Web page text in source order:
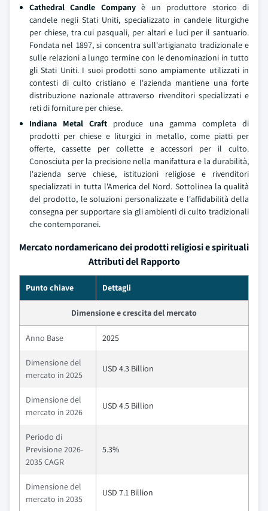
Cathedral Candle Companyè un produttore storico di
candele negli Stati Uniti, specializzato in candele liturgiche
per chiese, tra cui pasquali, per altari e luci per il santuario.
Fondata nel 1897, si concentra sull'artigianato tradizionale e
sulle relazioni a lungo termine con le denominazioni in tutto
gli Stati Uniti. I suoi prodotti sono ampiamente utilizzati in
contesti di culto cristiano e l'azienda mantiene una forte
distribuzione nazionale attraverso rivenditori specializzati e
reti di forniture per chiese.
Indiana Metal Craft produce una gamma completa di
prodotti per chiese e liturgici in metallo, come piatti per
offerte, cassette per collette e accessori per il culto.
Conosciuta per la precisione nella manifattura e la durabilità,
l'azienda serve chiese, istituzioni religiose e rivenditori
specializzati in tutta l'America del Nord. Sottolinea la qualità
del prodotto, le soluzioni personalizzate e l'affidabilità della
consegna per supportare sia gli ambienti di culto tradizionali
che contemporanei.
Mercato nordamericano dei prodotti religiosi e spirituali
Attributi del Rapporto
Punto chiave Dettagli
Dimensione e crescita del mercato
Anno Base 2025
Dimensione del
mercato in 2025
USD 4.3 Billion
Dimensione del
mercato in 2026
USD 4.5 Billion
Periodo di
Previsione 2026-
2035 CAGR
5.3%
Dimensione del
mercato in 2035
USD 7.1 Billion